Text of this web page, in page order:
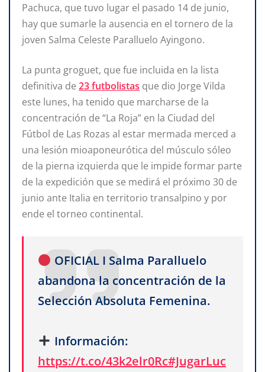
Pachuca, que tuvo lugar el pasado 14 de junio,
hay que sumarle la ausencia en el tornero de la
joven Salma Celeste Paralluelo Ayingono.
La punta groguet, que fue incluida en la lista
definitiva de 23 futbolistas que dio Jorge Vilda
este lunes, ha tenido que marcharse de la
concentración de “La Roja” en la Ciudad del
Fútbol de Las Rozas al estar mermada merced a
una lesión mioaponeurótica del músculo sóleo
de la pierna izquierda que le impide formar parte
de la expedición que se medirá el próximo 30 de
junio ante Italia en territorio transalpino y por
ende el torneo continental.
OFICIAL I Salma Paralluelo
abandona la concentración de la
Selección Absoluta Femenina.
Información:
https://t.co/43k2elr0Rc#JugarLuc